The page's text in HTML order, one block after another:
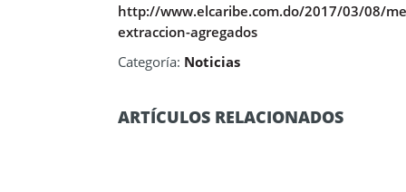
http://www.elcaribe.com.do/2017/03/08/
extraccion-agregados
Categoría: Noticias
ARTÍCULOS RELACIONADOS